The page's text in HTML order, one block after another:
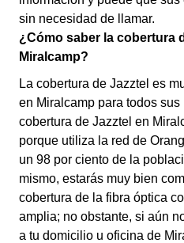
sin necesidad de llamar.
¿Cómo saber la cobertura
Miralcamp?
La cobertura de Jazztel es
en Miralcamp para todos
cobertura de Jazztel en
porque utiliza la red de
un 98 por ciento de la
mismo, estarás muy bien
cobertura de la fibra óptica
amplia; no obstante, si aún
a tu domicilio u oficina de